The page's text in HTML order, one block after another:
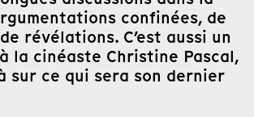
confinées, de
révélations. C’est aussi un
la cinéaste Christine Pascal,
sur ce qui sera son dernier